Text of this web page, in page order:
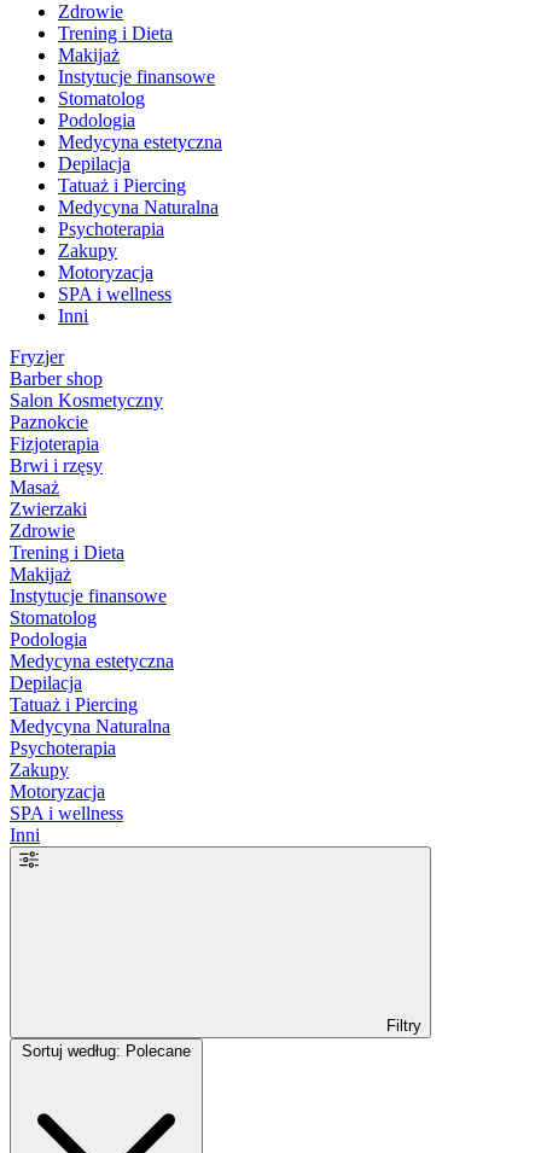
Zdrowie
Trening i Dieta
Makijaż
Instytucje finansowe
Stomatolog
Podologia
Medycyna estetyczna
Depilacja
Tatuaż i Piercing
Medycyna Naturalna
Psychoterapia
Zakupy
Motoryzacja
SPA i wellness
Inni
Fryzjer
Barber shop
Salon Kosmetyczny
Paznokcie
Fizjoterapia
Brwi i rzęsy
Masaż
Zwierzaki
Zdrowie
Trening i Dieta
Makijaż
Instytucje finansowe
Stomatolog
Podologia
Medycyna estetyczna
Depilacja
Tatuaż i Piercing
Medycyna Naturalna
Psychoterapia
Zakupy
Motoryzacja
SPA i wellness
Inni
Filtry